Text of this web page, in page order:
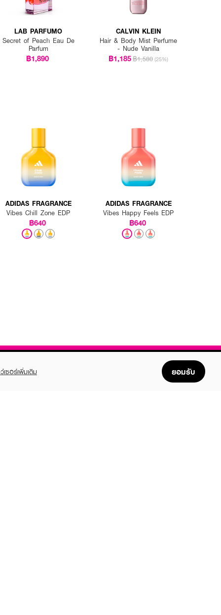
LAB PARFUMO
Secret of Peach Eau De
Parfum
฿1,890
CALVIN KLEIN
Hair & Body Mist Perfume
- Nude Vanilla
฿1,185฿1,580 (25%)
ADIDAS FRAGRANCE
Vibes Chill Zone EDP
฿640
ADIDAS FRAGRANCE
Vibes Happy Feels EDP
฿640
เซอร์เพิ่มเติม ยอมรับ